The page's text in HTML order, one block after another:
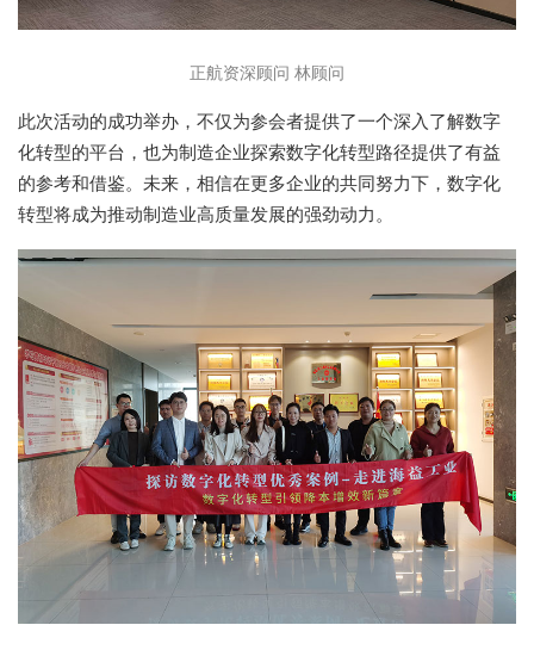
正航资深顾问 林顾问
此次活动的成功举办，不仅为参会者提供了一个深入了解数字
化转型的平台，也为制造企业探索数字化转型路径提供了有益
的参考和借鉴。未来，相信在更多企业的共同努力下，数字化
转型将成为推动制造业高质量发展的强劲动力。